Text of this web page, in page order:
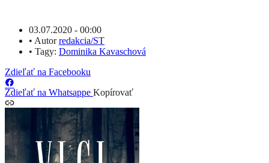
03.07.2020 - 00:00
• Autorredakcia/ST
• Tagy: Dominika Kavaschová
Zdieľať na Facebooku
Zdieľať na Whatsappe Kopírovať